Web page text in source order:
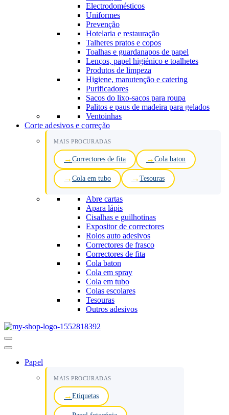
Electrodomésticos
Uniformes
Prevenção
Hotelaria e restauração
Talheres pratos e copos
Toalhas e guardanapos de papel
Lenços, papel higiénico e toalhetes
Produtos de limpeza
Higiene, manutenção e catering
Purificadores
Sacos do lixo-sacos para roupa
Palitos e paus de madeira para gelados
Ventoinhas
Corte adesivos e correção
MAIS PROCURADAS
Correctores de fita Cola baton
Cola em tubo Tesouras
Abre cartas
Apara lápis
Cisalhas e guilhotinas
Expositor de correctores
Rolos auto adesivos
Correctores de frasco
Correctores de fita
Cola baton
Cola em spray
Cola em tubo
Colas escolares
Tesouras
Outros adesivos
Menu
de
Papel
MAIS PROCURADAS
Etiquetas